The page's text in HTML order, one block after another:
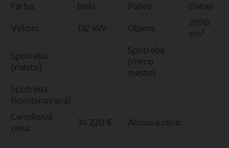
Farba:
biela Palivo: Diesel
Výkon: 132 kW Objem:
2998
cm3
Spotreba
(mesto)
Spotreba
(mimo
mesto)
Spotreba
(kombinovaná)
Cenníková
cena:
34 220 € Akciová cena: